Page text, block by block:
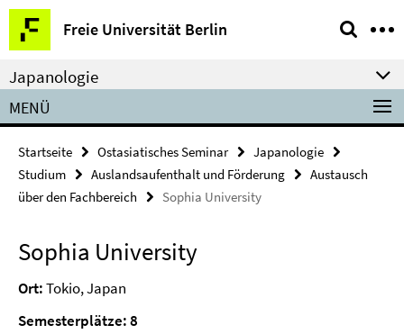
Springe
direkt
zu
Inhalt
Freie Universität Berlin
Service-
Navigation
Japanologie
MENÜ
Startseite Ostasiatisches Seminar
Japanologie
Studium
Auslandsaufenthalt und Förderung
Austausch
über den Fachbereich
Sophia University
Sophia University
Ort:Tokio, Japan
Semesterplätze: 8